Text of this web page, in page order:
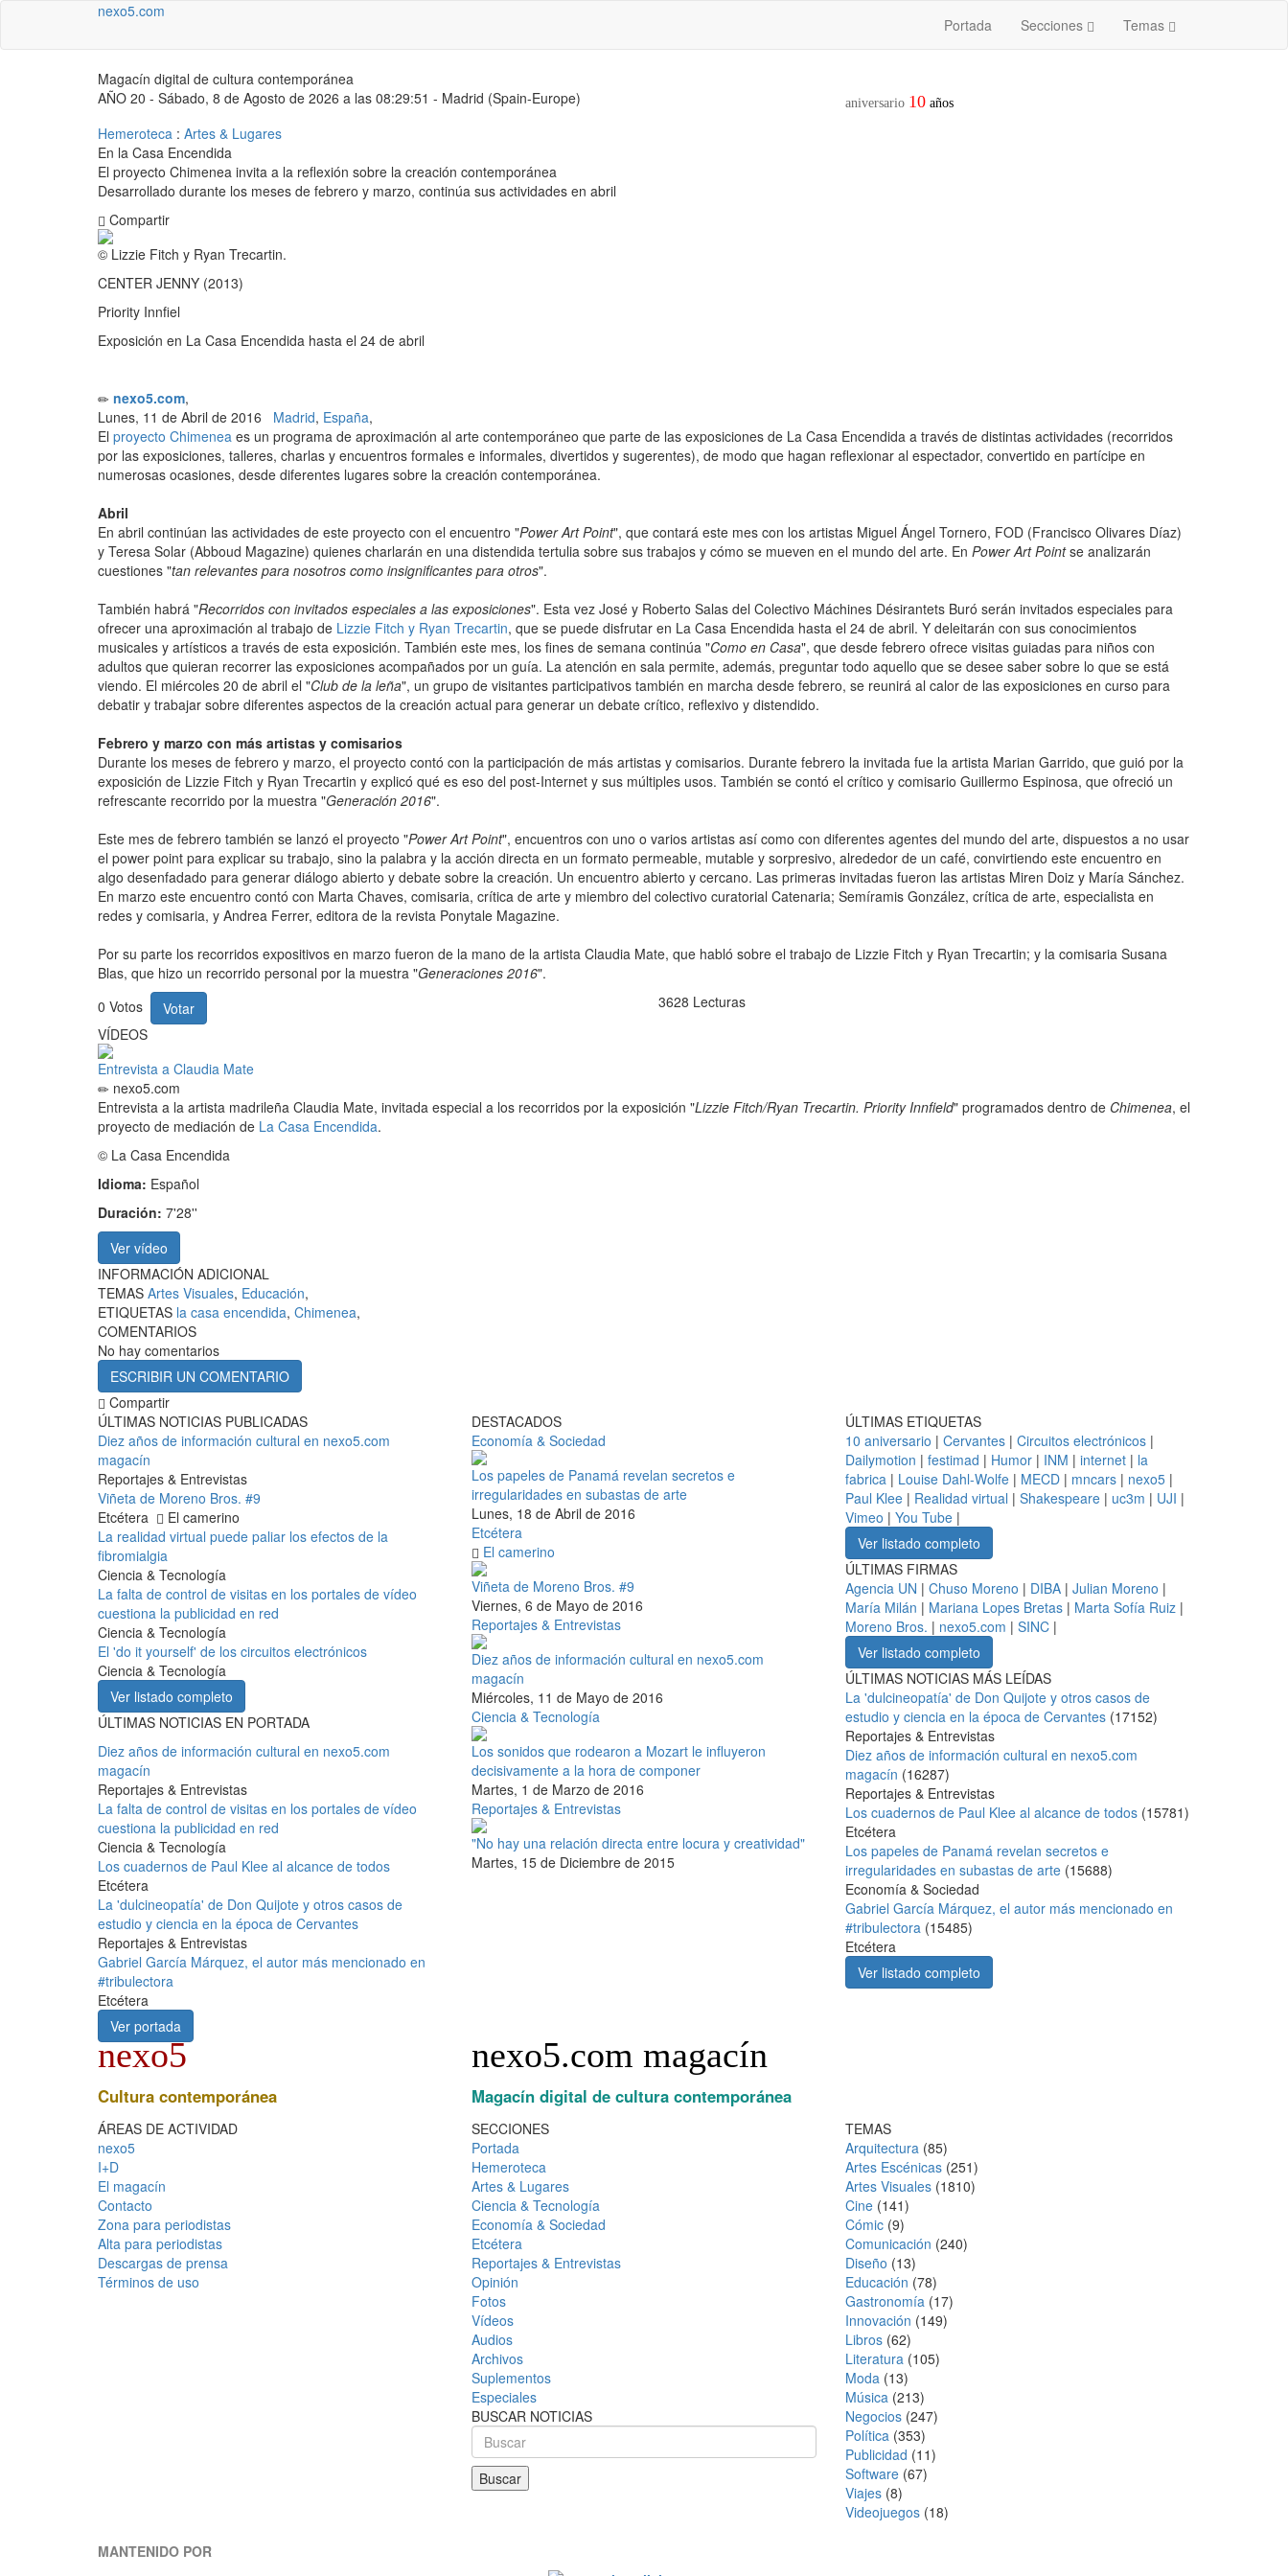
nexo5.com
Portada Secciones Temas
Magacín digital de cultura contemporánea
AÑO 20 - Sábado, 8 de Agosto de 2026 a las 08:29:51 - Madrid (Spain-Europe)
aniversario 10 años
Hemeroteca : Artes & Lugares
En la Casa Encendida
El proyecto Chimenea invita a la reflexión sobre la creación contemporánea
Desarrollado durante los meses de febrero y marzo, continúa sus actividades en abril
Compartir
© Lizzie Fitch y Ryan Trecartin.
CENTER JENNY (2013)
Priority Innfiel
Exposición en La Casa Encendida hasta el 24 de abril
nexo5.com,
Lunes, 11 de Abril de 2016 Madrid, España,
El proyecto Chimenea es un programa de aproximación al arte contemporáneo que parte de las exposiciones de La Casa Encendida a través de distintas actividades (recorridos
por las exposiciones, talleres, charlas y encuentros formales e informales, divertidos y sugerentes), de modo que hagan reflexionar al espectador, convertido en partícipe en
numerosas ocasiones, desde diferentes lugares sobre la creación contemporánea.
Abril
En abril continúan las actividades de este proyecto con el encuentro "Power Art Point", que contará este mes con los artistas Miguel Ángel Tornero, FOD (Francisco Olivares Díaz)
y Teresa Solar (Abboud Magazine) quienes charlarán en una distendida tertulia sobre sus trabajos y cómo se mueven en el mundo del arte. En Power Art Pointse analizarán
cuestiones "tan relevantes para nosotros como insignificantes para otros".
También habrá "Recorridos con invitados especiales a las exposiciones". Esta vez José y Roberto Salas del Colectivo Máchines Désirantets Buró serán invitados especiales para
ofrecer una aproximación al trabajo de Lizzie Fitch y Ryan Trecartin, que se puede disfrutar en La Casa Encendida hasta el 24 de abril. Y deleitarán con sus conocimientos
musicales y artísticos a través de esta exposición. También este mes, los fines de semana continúa "Como en Casa", que desde febrero ofrece visitas guiadas para niños con
adultos que quieran recorrer las exposiciones acompañados por un guía. La atención en sala permite, además, preguntar todo aquello que se desee saber sobre lo que se está
viendo. El miércoles 20 de abril el "Club de la leña", un grupo de visitantes participativos también en marcha desde febrero, se reunirá al calor de las exposiciones en curso para
debatir y trabajar sobre diferentes aspectos de la creación actual para generar un debate crítico, reflexivo y distendido.
Febrero y marzo con más artistas y comisarios
Durante los meses de febrero y marzo, el proyecto contó con la participación de más artistas y comisarios. Durante febrero la invitada fue la artista Marian Garrido, que guió por la
exposición de Lizzie Fitch y Ryan Trecartin y explicó qué es eso del post-Internet y sus múltiples usos. También se contó el crítico y comisario Guillermo Espinosa, que ofreció un
refrescante recorrido por la muestra "Generación 2016".
Este mes de febrero también se lanzó el proyecto "Power Art Point", encuentros con uno o varios artistas así como con diferentes agentes del mundo del arte, dispuestos a no usar
el power point para explicar su trabajo, sino la palabra y la acción directa en un formato permeable, mutable y sorpresivo, alrededor de un café, convirtiendo este encuentro en
algo desenfadado para generar diálogo abierto y debate sobre la creación. Un encuentro abierto y cercano. Las primeras invitadas fueron las artistas Miren Doiz y María Sánchez.
En marzo este encuentro contó con Marta Chaves, comisaria, crítica de arte y miembro del colectivo curatorial Catenaria; Semíramis González, crítica de arte, especialista en
redes y comisaria, y Andrea Ferrer, editora de la revista Ponytale Magazine.
Por su parte los recorridos expositivos en marzo fueron de la mano de la artista Claudia Mate, que habló sobre el trabajo de Lizzie Fitch y Ryan Trecartin; y la comisaria Susana
Blas, que hizo un recorrido personal por la muestra "Generaciones 2016".
0 Votos Votar 3628 Lecturas
VÍDEOS
Entrevista a Claudia Mate
nexo5.com
Entrevista a la artista madrileña Claudia Mate, invitada especial a los recorridos por la exposición "Lizzie Fitch/Ryan Trecartin. Priority Innfield" programados dentro de Chimenea, el
proyecto de mediación de La Casa Encendida.
© La Casa Encendida
Idioma: Español
Duración: 7'28''
Ver vídeo
INFORMACIÓN ADICIONAL
TEMAS Artes Visuales, Educación,
ETIQUETAS la casa encendida, Chimenea,
COMENTARIOS
No hay comentarios
ESCRIBIR UN COMENTARIO
Compartir
ÚLTIMAS NOTICIAS PUBLICADAS
Diez años de información cultural en nexo5.com
magacín
Reportajes & Entrevistas
Viñeta de Moreno Bros. #9
Etcétera
El camerino
La realidad virtual puede paliar los efectos de la
fibromialgia
Ciencia & Tecnología
La falta de control de visitas en los portales de vídeo
cuestiona la publicidad en red
Ciencia & Tecnología
El 'do it yourself' de los circuitos electrónicos
Ciencia & Tecnología
Ver listado completo
ÚLTIMAS NOTICIAS EN PORTADA
Diez años de información cultural en nexo5.com
magacín
Reportajes & Entrevistas
La falta de control de visitas en los portales de vídeo
cuestiona la publicidad en red
Ciencia & Tecnología
Los cuadernos de Paul Klee al alcance de todos
Etcétera
La 'dulcineopatía' de Don Quijote y otros casos de
estudio y ciencia en la época de Cervantes
Reportajes & Entrevistas
Gabriel García Márquez, el autor más mencionado en
#tribulectora
Etcétera
Ver portada
DESTACADOS
Economía & Sociedad
Los papeles de Panamá revelan secretos e
irregularidades en subastas de arte
Lunes, 18 de Abril de 2016
Etcétera
El camerino
Viñeta de Moreno Bros. #9
Viernes, 6 de Mayo de 2016
Reportajes & Entrevistas
Diez años de información cultural en nexo5.com
magacín
Miércoles, 11 de Mayo de 2016
Ciencia & Tecnología
Los sonidos que rodearon a Mozart le influyeron
decisivamente a la hora de componer
Martes, 1 de Marzo de 2016
Reportajes & Entrevistas
"No hay una relación directa entre locura y creatividad"
Martes, 15 de Diciembre de 2015
ÚLTIMAS ETIQUETAS
10 aniversario | Cervantes | Circuitos electrónicos |
Dailymotion | festimad | Humor | INM | internet | la
fabrica | Louise Dahl-Wolfe | MECD | mncars | nexo5 |
Paul Klee | Realidad virtual | Shakespeare | uc3m | UJI |
Vimeo | You Tube |
Ver listado completo
ÚLTIMAS FIRMAS
Agencia UN | Chuso Moreno | DIBA | Julian Moreno |
María Milán | Mariana Lopes Bretas | Marta Sofía Ruiz |
Moreno Bros. | nexo5.com | SINC |
Ver listado completo
ÚLTIMAS NOTICIAS MÁS LEÍDAS
La 'dulcineopatía' de Don Quijote y otros casos de
estudio y ciencia en la época de Cervantes (17152)
Reportajes & Entrevistas
Diez años de información cultural en nexo5.com
magacín (16287)
Reportajes & Entrevistas
Los cuadernos de Paul Klee al alcance de todos (15781)
Etcétera
Los papeles de Panamá revelan secretos e
irregularidades en subastas de arte (15688)
Economía & Sociedad
Gabriel García Márquez, el autor más mencionado en
#tribulectora (15485)
Etcétera
Ver listado completo
nexo5
Cultura contemporánea
ÁREAS DE ACTIVIDAD
nexo5
I+D
El magacín
Contacto
Zona para periodistas
Alta para periodistas
Descargas de prensa
Términos de uso
nexo5.com magacín
Magacín digital de cultura contemporánea
SECCIONES
Portada
Hemeroteca
Artes & Lugares
Ciencia & Tecnología
Economía & Sociedad
Etcétera
Reportajes & Entrevistas
Opinión
Fotos
Vídeos
Audios
Archivos
Suplementos
Especiales
BUSCAR NOTICIAS
TEMAS
Arquitectura (85)
Artes Escénicas (251)
Artes Visuales (1810)
Cine (141)
Cómic (9)
Comunicación (240)
Diseño (13)
Educación (78)
Gastronomía (17)
Innovación (149)
Libros (62)
Literatura (105)
Moda (13)
Música (213)
Negocios (247)
Política (353)
Publicidad (11)
Software (67)
Viajes (8)
Videojuegos (18)
MANTENIDO POR